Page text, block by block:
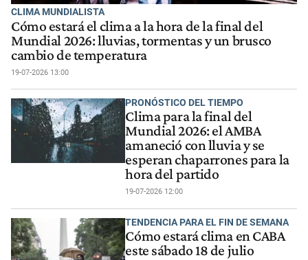
CLIMA MUNDIALISTA
Cómo estará el clima a la hora de la final del
Mundial 2026: lluvias, tormentas y un brusco
cambio de temperatura
19-07-2026 13:00
PRONÓSTICO DEL TIEMPO
Clima para la final del
Mundial 2026: el AMBA
amaneció con lluvia y se
esperan chaparrones para la
hora del partido
19-07-2026 12:00
TENDENCIA PARA EL FIN DE SEMANA
Cómo estará clima en CABA
este sábado 18 de julio